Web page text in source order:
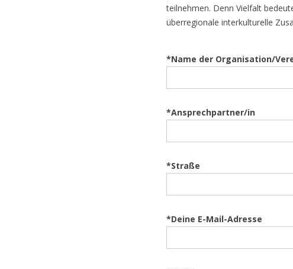
teilnehmen. Denn Vielfalt
überregionale interkulturelle
*Name der Organisation/
*Ansprechpartner/in
*Straße
*Deine E-Mail-Adresse